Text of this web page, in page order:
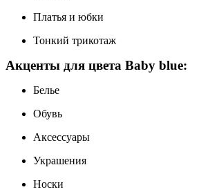
Платья и юбки
Тонкий трикотаж
Акценты для цвета Baby blue:
Белье
Обувь
Аксессуары
Украшения
Носки